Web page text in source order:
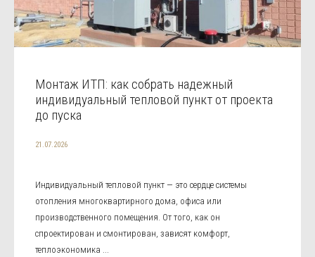
Монтаж ИТП: как собрать надежный
индивидуальный тепловой пункт от проекта
до пуска
21.07.2026
Индивидуальный тепловой пункт — это сердце системы
отопления многоквартирного дома, офиса или
производственного помещения. От того, как он
спроектирован и смонтирован, зависят комфорт,
теплоэкономика ...